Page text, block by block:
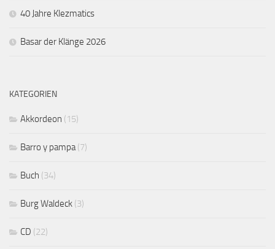
40 Jahre Klezmatics
Basar der Klänge 2026
KATEGORIEN
Akkordeon (15)
Barro y pampa (7)
Buch (34)
Burg Waldeck (3)
CD (22)